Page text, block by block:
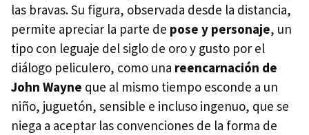
las bravas. Su figura, observada desde la distancia,
permite apreciar la parte de pose y personaje, un
tipo con leguaje del siglo de oro y gusto por el
diálogo peliculero, como una reencarnación de
John Wayne que al mismo tiempo esconde a un
niño, juguetón, sensible e incluso ingenuo, que se
niega a aceptar las convenciones de la forma de